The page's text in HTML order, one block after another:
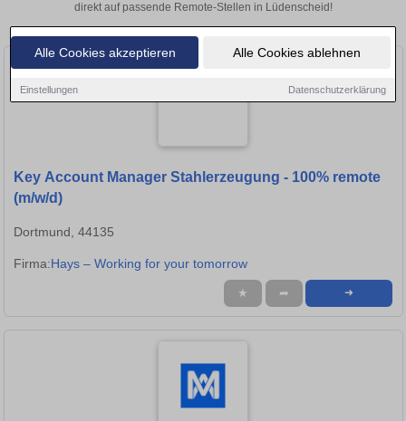
Alle Cookies akzeptieren Alle Cookies ablehnen
Einstellungen Datenschutzerklärung
direkt auf passende Remote-Stellen in Lüdenscheid!
Key Account Manager Stahlerzeugung - 100% remote
(m/w/d)
Dortmund, 44135
Firma:Hays – Working for your tomorrow
★ ➦ ➜